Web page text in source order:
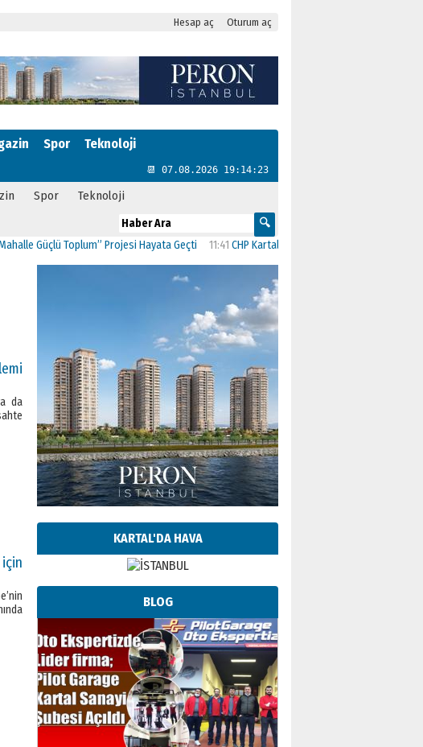
Hesap aç Oturum aç
Spor Teknoloji
📆 07.08.2026 19:14:24
Spor Teknoloji
Toplum” Projesi Hayata Geçti 11:41CHP Kartal’da Gülşen Neşe Büklü dönemi
da
KARTAL'DA HAVA
BLOG